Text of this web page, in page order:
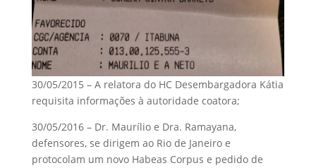
30/05/2015 – A relatora do HC Desembargadora Kátia
requisita informações à autoridade coatora;
30/05/2016 – Dr. Maurílio e Dra. Ramayana,
defensores, se dirigem ao Rio de Janeiro e
protocolam um novo Habeas Corpus e pedido de